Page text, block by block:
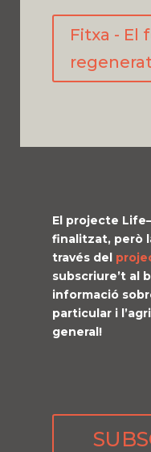
Fitxa - El
El projecte Life–
finalitzat, però
través del
subscriure’t al
informació
particular i
general!